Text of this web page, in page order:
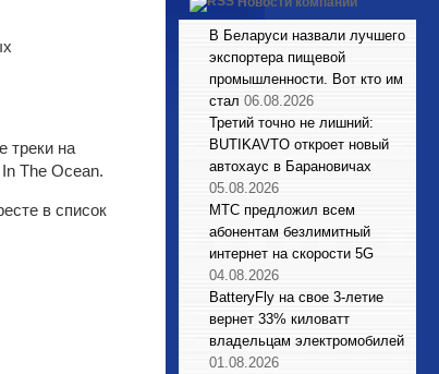
треки на
The Ocean.
в список
В Беларуси назвали лучшего
экспортера пищевой
промышленности. Вот кто им
стал 06.08.2026
Третий точно не лишний:
BUTIKAVTO откроет новый
автохаус в Барановичах
05.08.2026
МТС предложил всем
абонентам безлимитный
интернет на скорости 5G
04.08.2026
BatteryFly на свое 3-летие
вернет 33% киловатт
владельцам электромобилей
01.08.2026